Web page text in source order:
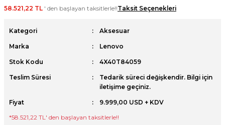
58.521,22 TL ' den başlayan taksitlerle!!Taksit Seçenekleri
Kategori Aksesuar
Marka Lenovo
Stok Kodu 4X40T84059
Teslim Süresi
Tedarik süreci değişkendir. Bilgi için
iletişime geçiniz.
Fiyat
9.999,00 USD + KDV
*58.521,22 TL' den başlayan taksitlerle!!